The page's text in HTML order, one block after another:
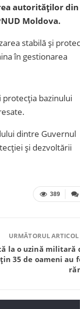
autorităților din
Moldova.
stabilă și
în gestionarea
bazinului
dintre Guvernul
și dezvoltării
389
URMĂTORUL ARTICOL
la o uzină militară
35 de oameni au